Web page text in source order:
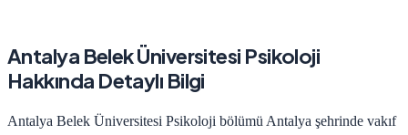
Antalya Belek Üniversitesi Psikoloji
Hakkında Detaylı Bilgi
Antalya Belek Üniversitesi Psikoloji bölümü Antalya şehrinde vakıf